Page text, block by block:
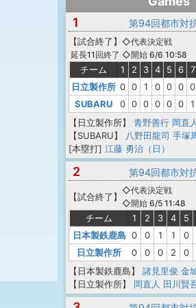
1
第94回都市対
【試合終了 】
延長11回終了
◇代表決定戦
◇開始 6/6 10:58
チーム 1 2 3 4 5 6 7
日立製作所 0 0 1 0 0 0 0
SUBARU
0 0 0 0 0 0 1
【日立製作所】
青野善行 岡直人
【SUBARU】
八野田龍司 手塚
[本塁打] 江藤 勇治（日）
2 第94回都市対
【試合終了 】
◇代表決定戦
◇開始 6/5 11:48
チーム 1 2 3 4 5
日本製鉄鹿島 0 0 1 1 0
日立製作所
0 0 0 2 0
【日本製鉄鹿島】
諸見里俊 金
【日立製作所】
岡直人 田川賢